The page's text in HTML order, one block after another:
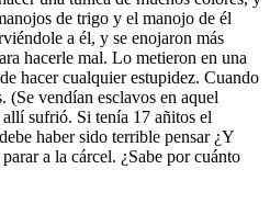
de trigo y el manojo de él
a él, y se enojaron más
hacerle mal. Lo metieron en una
hacer cualquier estupidez. Cuando
vendían esclavos en aquel
sufrió. Si tenía 17 añitos el
haber sido terrible pensar ¿Y
a la cárcel. ¿Sabe por cuánto